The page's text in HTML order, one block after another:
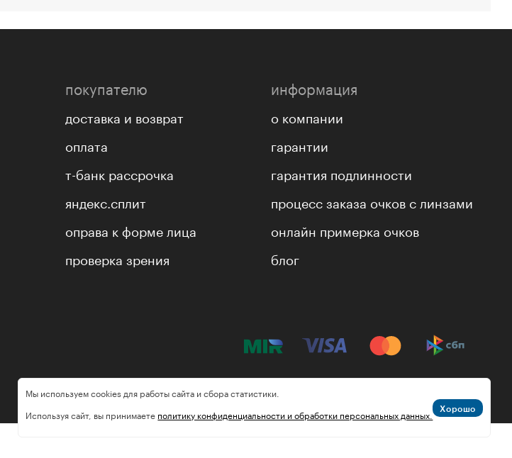
покупателю
доставка и возврат
оплата
т-банк рассрочка
яндекс.сплит
оправа к форме лица
проверка зрения
информация
о компании
гарантии
гарантия подлинности
процесс заказа очков с линзами
онлайн примерка очков
блог
Мы используем cookies для работы сайта и сбора статистики.
Используя сайт, вы принимаете политику конфиденциальности и обработки персональных данных. Хорошо